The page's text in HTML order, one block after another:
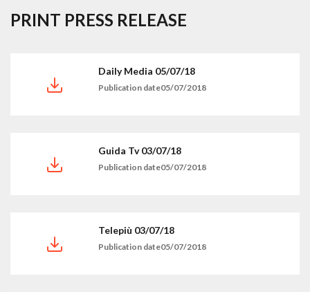
PRINT PRESS RELEASE
Daily Media 05/07/18
Publication date05/07/2018
Guida Tv 03/07/18
Publication date05/07/2018
Telepiù 03/07/18
Publication date05/07/2018